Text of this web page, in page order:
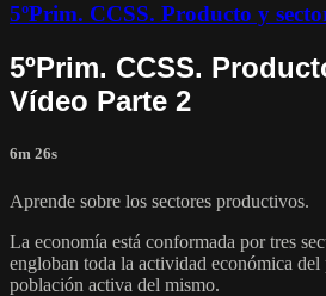
5ºPrim. CCSS. Producto y
5ºPrim. CCSS.
Vídeo Parte 2
6m 26s
Aprende sobre los sectores productivos.
La economía está conformada por tres
engloban toda la actividad económica del
población activa del mismo.